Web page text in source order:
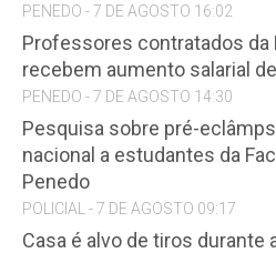
PENEDO - 7 DE AGOSTO 16:02
Professores contratados da
recebem aumento salarial
PENEDO - 7 DE AGOSTO 14:30
Pesquisa sobre pré-
nacional a estudantes da
Penedo
POLICIAL - 7 DE AGOSTO 09:17
Casa é alvo de tiros durante